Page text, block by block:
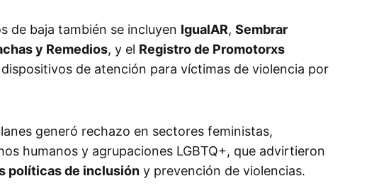
de baja también se incluyen IgualAR, Sembrar
y Remedios, y el Registro de Promotorxs
dispositivos de atención para víctimas de violencia por
generó rechazo en sectores feministas,
humanos y agrupaciones LGBTQ+, que advirtieron
políticas de inclusión y prevención de violencias.